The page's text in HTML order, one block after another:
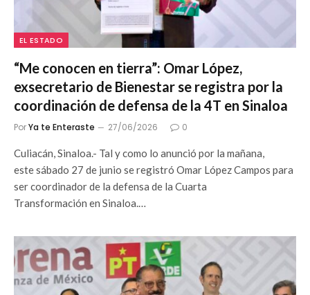
EL ESTADO
“Me conocen en tierra”: Omar López,
exsecretario de Bienestar se registra por la
coordinación de defensa de la 4T en Sinaloa
PorYa te Enteraste 27/06/2026 0
Culiacán, Sinaloa.- Tal y como lo anunció por la mañana,
este sábado 27 de junio se registró Omar López Campos para
ser coordinador de la defensa de la Cuarta
Transformación en Sinaloa.…